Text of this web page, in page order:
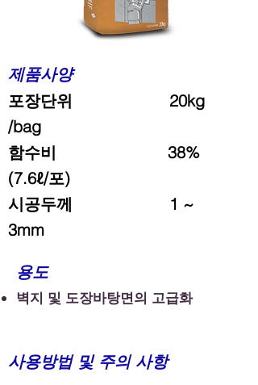
제품사양
포장단위 20kg
/bag
함수비 38%
(7.6ℓ/포)
시공두께 1 ~
3mm
용도
벽지 및 도장바탕면의 고급화
사용방법 및 주의 사항